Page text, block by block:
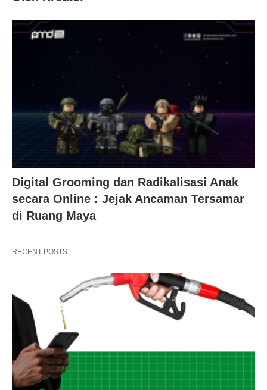
Digital Grooming dan Radikalisasi Anak
secara Online : Jejak Ancaman Tersamar
di Ruang Maya
RECENT POSTS